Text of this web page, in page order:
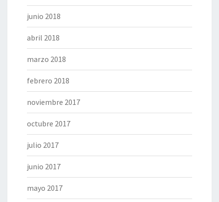
junio 2018
abril 2018
marzo 2018
febrero 2018
noviembre 2017
octubre 2017
julio 2017
junio 2017
mayo 2017